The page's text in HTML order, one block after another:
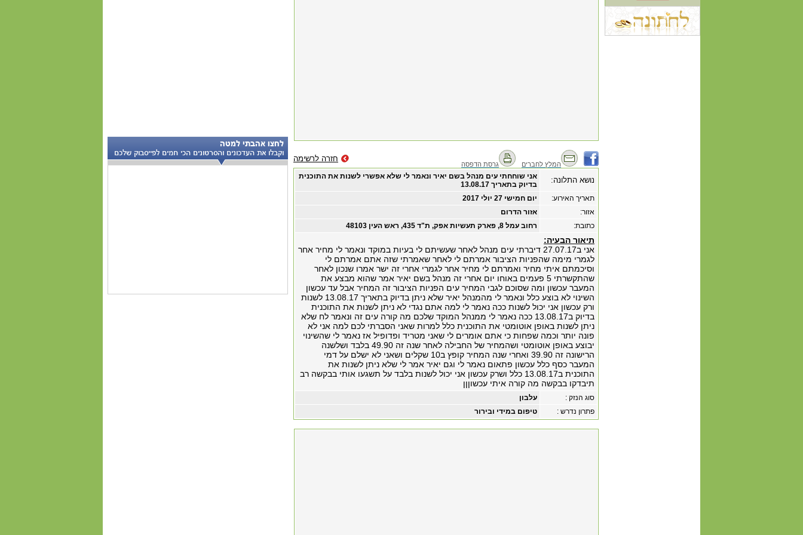
חזרה לרשימה
גרסת הדפסה המלץ לחברים
אני שוחחתי עים מנהל בשם יאיר ונאמר לי שלא אפשרי לשנות את התוכנית
בדיוק בתאריך 13.08.17
נושא התלונה:
‏יום חמישי ‏27 ‏יולי ‏2017
תאריך האירוע:
אזור הדרום
אזור:
רחוב עמל 8, פארק תעשיות אפק, ת"ד 435, ראש העין 48103
כתובת:
תיאור הבעיה:
אני ב27.07.17 דיברתי עים מנהל לאחר שעשיתם לי בעיות במוקד ונאמר לי מחיר אחר
לגמרי מימה שהפניות הציבור אמרתם לי לאחר שאמרתי שזה אתם אמרתם לי
וסיכמתם איתי מחיר ואמרתם לי מחיר אחר לגמרי אחרי זה ישר אמרו שנכון לאחר
שהתקשרתי 5 פעמים באוחו יום אחרי זה מנהל בשם יאיר אמר שהוא מבצע את
המעבר עכשון ומה שסוכם לגבי המחיר עים הפניות הציבור זה המחיר אבל עד עכשון
השינוי לא בוצע כלל ונאמר לי מהמנהל יאיר שלא ניתן בדיוק בתאריך 13.08.17 לשנות
ורק עכשון אני יכול לשנות ככה נאמר לי למה אתם נגדי לא ניתן לשנות את התוכנית
בדיוק ב13.08.17 ככה נאמר לי ממנהל המוקד שלכם מה קורה עים זה ונאמר לח שלא
ניתן לשנות באופן אוטומטי את התוכנית כלל למרות שאני הסברתי לכם למה אני לא
פונה יותר וכמה שפחות כי אתם אומרים לי שאני מטריד ופדופיל אז נאמר לי שהשינוי
יבוצע באופן אוטומטי ושהמחיר של החבילה לאחר שנה זה 49.90 בלבד ושלשנה
הרישונה זה 39.90 ואחרי שנה המחיר קופץ ב10 שקלים ושאני לא ישלם על דמי
המעבר כסף כלל עכשון פתאום נאמר לי וגם יאיר אמר לי שלא ניתן לשנות את
התוכנית ב13.08.17 כלל ושרק עכשון אני יכול לשנות בלבד על תשגעו אותי בבקשה רב
תיבדקו בבקשה מה קורה איתי עכשוןןן
עלבון
סוג הנזק :
טיפום במידי ובירור
פתרון נדרש :